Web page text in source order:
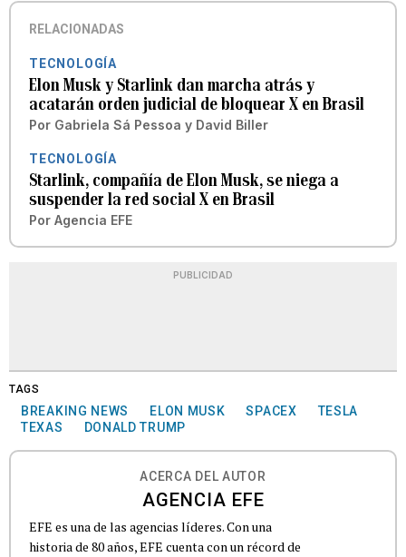
RELACIONADAS
TECNOLOGÍA
Elon Musk y Starlink dan marcha atrás y
acatarán orden judicial de bloquear X en Brasil
Por Gabriela Sá Pessoa y David Biller
TECNOLOGÍA
Starlink, compañía de Elon Musk, se niega a
suspender la red social X en Brasil
Por Agencia EFE
PUBLICIDAD
TAGS
BREAKING NEWS ELON MUSK SPACEX
TESLA
TEXAS
DONALD TRUMP
ACERCA DEL AUTOR
AGENCIA EFE
EFE es una de las agencias líderes. Con una
historia de 80 años, EFE cuenta con un récord de